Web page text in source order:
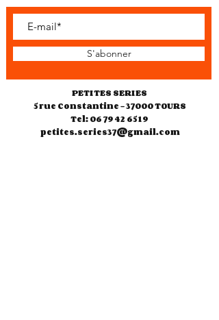
S'abonner
PETITES SERIES
5 rue Constantine - 37000 TOURS
Tel: 06 79 42 65 19
petites.series37@gmail.com